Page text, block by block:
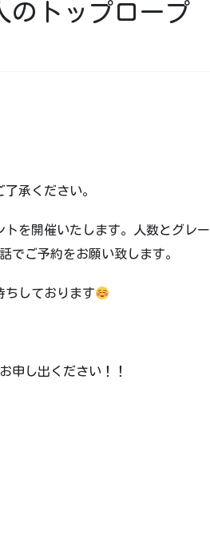
のトップロープ
承ください。
トを開催いたします。人数とグレー
でご予約をお願い致します。
ちしております
申し出ください！！